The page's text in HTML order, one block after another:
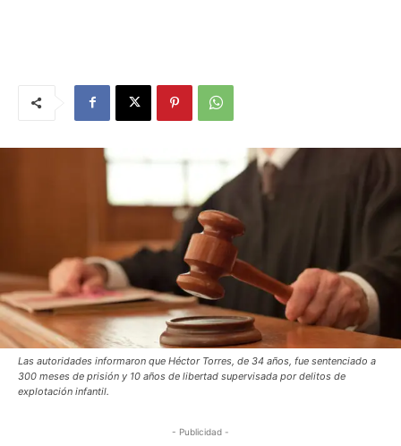
Las autoridades informaron que Héctor Torres, de 34 años, fue sentenciado a
300 meses de prisión y 10 años de libertad supervisada por delitos de
explotación infantil.
- Publicidad -